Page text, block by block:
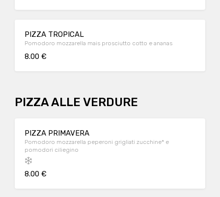
PIZZA TROPICAL
Pomodoro mozzarella mais prosciutto cotto e ananas
8.00 €
PIZZA ALLE VERDURE
PIZZA PRIMAVERA
Pomodoro mozzarella peperoni grigliati zucchine* e
pomodori ciliegino
8.00 €